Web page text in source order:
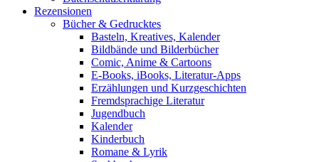
Rezensionen
Bücher & Gedrucktes
Basteln, Kreatives, Kalender
Bildbände und Bilderbücher
Comic, Anime & Cartoons
E-Books, iBooks, Literatur-Apps
Erzählungen und Kurzgeschichten
Fremdsprachige Literatur
Jugendbuch
Kalender
Kinderbuch
Romane & Lyrik